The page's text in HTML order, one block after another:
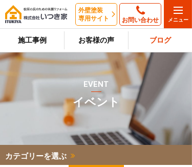
外壁塗装
専用サイト
お問い合わせ
施工事例 お客様の声 ブログ
EVENT
イベント
カテゴリーを選ぶ